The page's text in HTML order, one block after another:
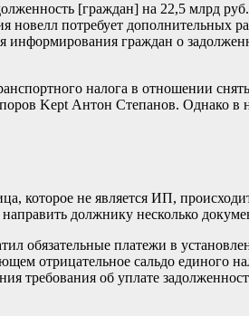
[граждан] на 22,5 млрд
потребует дополнительных
граждан о
налога в отношении
Kept Антон Степанов. Однако
которое не является ИП,
должнику несколько
обязательные платежи в
отрицательное сальдо единого
требования об уплате